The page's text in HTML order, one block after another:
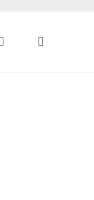
Website-